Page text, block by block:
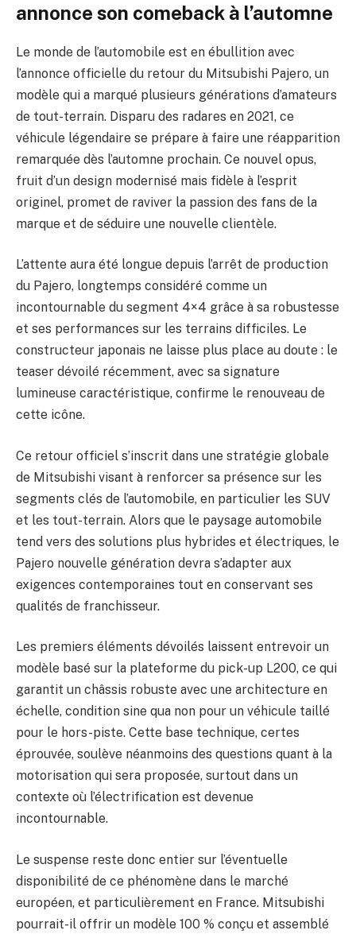
annonce son comeback à l’automne
Le monde de l’automobile est en ébullition avec
l’annonce officielle du retour du Mitsubishi Pajero, un
modèle qui a marqué plusieurs générations d’amateurs
de tout-terrain. Disparu des radares en 2021, ce
véhicule légendaire se prépare à faire une réapparition
remarquée dès l’automne prochain. Ce nouvel opus,
fruit d’un design modernisé mais fidèle à l’esprit
originel, promet de raviver la passion des fans de la
marque et de séduire une nouvelle clientèle.
L’attente aura été longue depuis l’arrêt de production
du Pajero, longtemps considéré comme un
incontournable du segment 4×4 grâce à sa robustesse
et ses performances sur les terrains difficiles. Le
constructeur japonais ne laisse plus place au doute : le
teaser dévoilé récemment, avec sa signature
lumineuse caractéristique, confirme le renouveau de
cette icône.
Ce retour officiel s’inscrit dans une stratégie globale
de Mitsubishi visant à renforcer sa présence sur les
segments clés de l’automobile, en particulier les SUV
et les tout-terrain. Alors que le paysage automobile
tend vers des solutions plus hybrides et électriques, le
Pajero nouvelle génération devra s’adapter aux
exigences contemporaines tout en conservant ses
qualités de franchisseur.
Les premiers éléments dévoilés laissent entrevoir un
modèle basé sur la plateforme du pick-up L200, ce qui
garantit un châssis robuste avec une architecture en
échelle, condition sine qua non pour un véhicule taillé
pour le hors-piste. Cette base technique, certes
éprouvée, soulève néanmoins des questions quant à la
motorisation qui sera proposée, surtout dans un
contexte où l’électrification est devenue
incontournable.
Le suspense reste donc entier sur l’éventuelle
disponibilité de ce phénomène dans le marché
européen, et particulièrement en France. Mitsubishi
pourrait-il offrir un modèle 100 % conçu et assemblé